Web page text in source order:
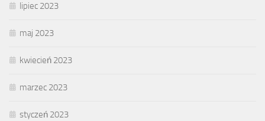
lipiec 2023
maj 2023
kwiecień 2023
marzec 2023
styczeń 2023